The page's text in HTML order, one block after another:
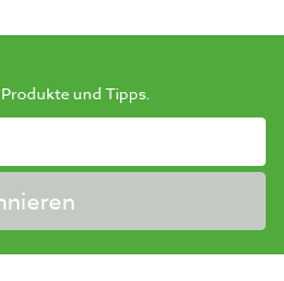
und Tipps.